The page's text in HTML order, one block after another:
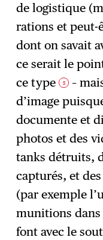
de logistique
rations et peut-
dont on savait
ce serait le
ce type 5
–
d’image
documente et
photos et des
tanks détruits,
capturés, et
(par exemple
munitions
font avec le